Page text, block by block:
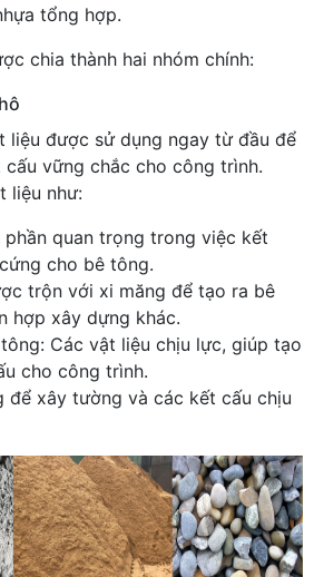
tổng hợp.
chia thành hai nhóm chính:
liệu được sử dụng ngay từ đầu để
vững chắc cho công trình.
liệu như:
phần quan trọng trong việc kết
cho bê tông.
trộn với xi măng để tạo ra bê
hợp xây dựng khác.
Các vật liệu chịu lực, giúp tạo
cho công trình.
để xây tường và các kết cấu chịu